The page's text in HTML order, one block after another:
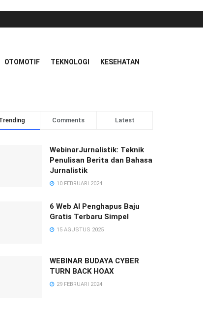
OTOMOTIF TEKNOLOGI KESEHATAN
Comments Latest
WebinarJurnalistik: Teknik
Penulisan Berita dan Bahasa
Jurnalistik
10 FEBRUARI 2024
6 Web AI Penghapus Baju
Gratis Terbaru Simpel
15 AGUSTUS 2025
WEBINAR BUDAYA CYBER
TURN BACK HOAX
29 FEBRUARI 2024